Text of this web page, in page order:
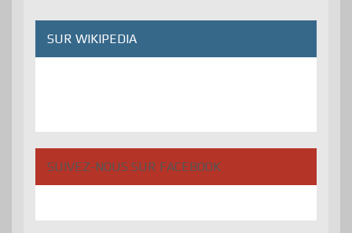
SUR WIKIPEDIA
SUIVEZ-NOUS SUR FACEBOOK